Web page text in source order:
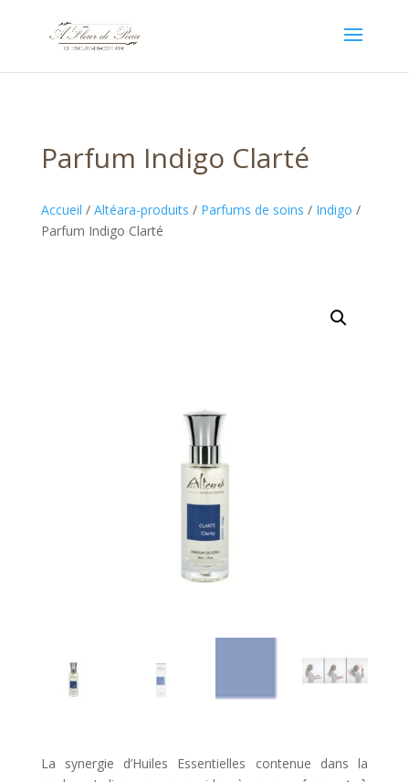
Parfum Indigo Clarté
Accueil / Altéara-produits / Parfums de soins / Indigo /
Parfum Indigo Clarté
La synergie d’Huiles Essentielles contenue dans la